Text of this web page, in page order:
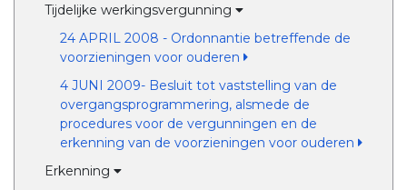
Tijdelijke werkingsvergunning
24 APRIL 2008 - Ordonnantie betreffende de
voorzieningen voor ouderen
4 JUNI 2009- Besluit tot vaststelling van de
overgangsprogrammering, alsmede de
procedures voor de vergunningen en de
erkenning van de voorzieningen voor ouderen
Erkenning